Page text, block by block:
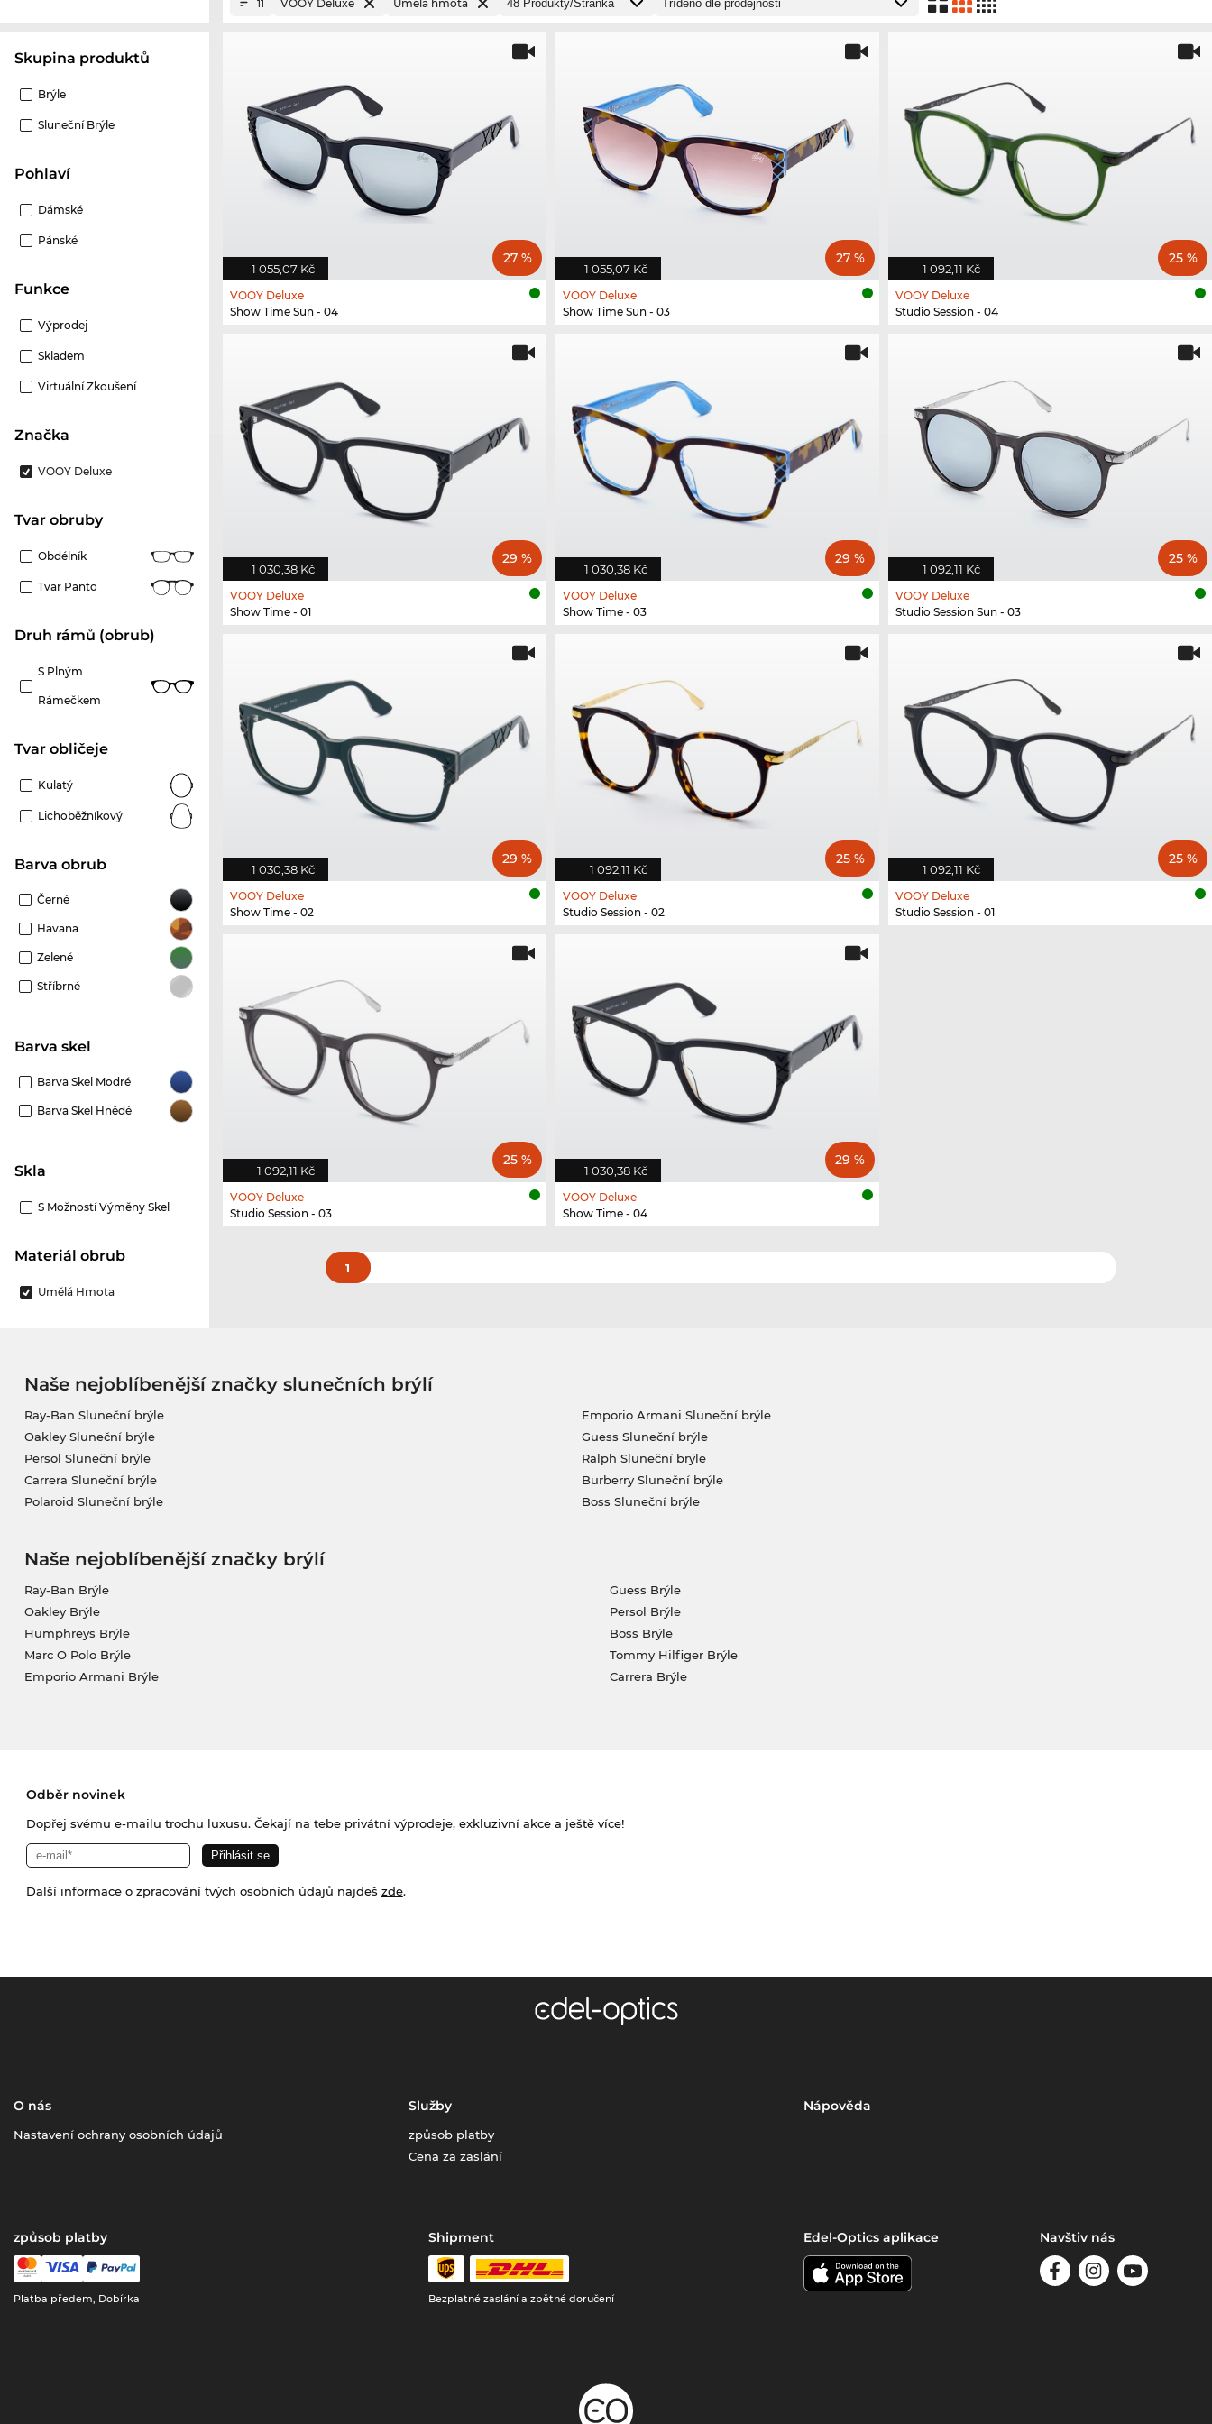
Skupina produktů
Brýle
Sluneční Brýle
Pohlaví
Dámské
Pánské
Funkce
Výprodej
Skladem
Virtuální Zkoušení
Značka
VOOY Deluxe
Tvar obruby
Obdélník
Tvar Panto
Druh rámů (obrub)
S Plným
Rámečkem
tvar obličeje
Kulatý
Lichoběžníkový
Barva obrub
Černé
Havana
Zelené
Stříbrné
Barva skel
Barva Skel Modré
Barva Skel Hnědé
Skla
S Možností Výměny Skel
Materiál obrub
Umělá Hmota
11 VOOY Deluxe Umělá hmota
1 055,07 Kč
27 %
VOOY Deluxe
Show Time Sun - 04
1 055,07 Kč
27 %
VOOY Deluxe
Show Time Sun - 03
1 092,11 Kč
25 %
VOOY Deluxe
Studio Session - 04
1 030,38 Kč
29 %
VOOY Deluxe
Show Time - 01
1 030,38 Kč
29 %
VOOY Deluxe
Show Time - 03
1 092,11 Kč
25 %
VOOY Deluxe
Studio Session Sun - 03
1 030,38 Kč
29 %
VOOY Deluxe
Show Time - 02
1 092,11 Kč
25 %
VOOY Deluxe
Studio Session - 02
1 092,11 Kč
25 %
VOOY Deluxe
Studio Session - 01
1 092,11 Kč
25 %
VOOY Deluxe
Studio Session - 03
1 030,38 Kč
29 %
VOOY Deluxe
Show Time - 04
1
Naše nejoblíbenější značky slunečních brýlí
Ray-Ban Sluneční brýle
Oakley Sluneční brýle
Persol Sluneční brýle
Carrera Sluneční brýle
Polaroid Sluneční brýle
Emporio Armani Sluneční brýle
Guess Sluneční brýle
Ralph Sluneční brýle
Burberry Sluneční brýle
Boss Sluneční brýle
Naše nejoblíbenější značky brýlí
Ray-Ban Brýle
Oakley Brýle
Humphreys Brýle
Marc O Polo Brýle
Emporio Armani Brýle
Guess Brýle
Persol Brýle
Boss Brýle
Tommy Hilfiger Brýle
Carrera Brýle
Odběr novinek
Dopřej svému e-mailu trochu luxusu. Čekají na tebe privátní výprodeje, exkluzivní akce a ještě více!
Další informace o zpracování tvých osobních údajů najdeš zde.
O nás
Nastavení ochrany osobních údajů
Služby
způsob platby
Cena za zaslání
Nápověda
způsob platby
Platba předem, Dobírka
Shipment
Bezplatné zaslání a zpětné doručení
Edel-Optics aplikace Navštiv nás